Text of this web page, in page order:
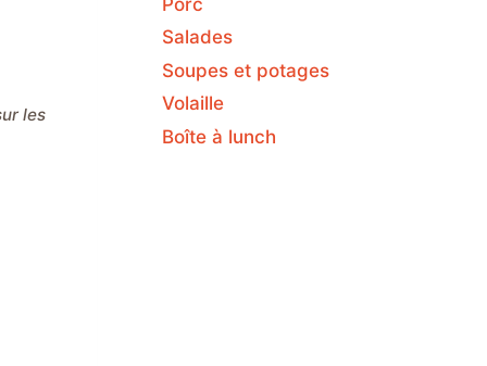
Porc
Salades
Soupes et potages
Volaille
Boîte à lunch